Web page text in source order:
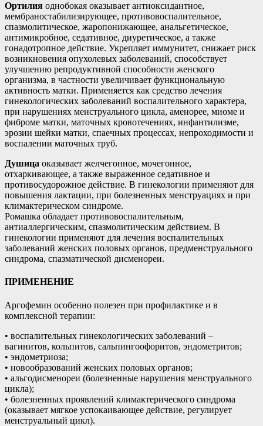
Ортилия однобокая оказывает антиоксидантное,
мембраностабилизирующее, противовоспалительное,
спазмолитическое, жаропонижающее, анальгетическое,
антимикробное, седативное, диуретическое, а также
гонадотропное действие. Укрепляет иммунитет, снижает риск
возникновения опухолевых заболеваний, способствует
улучшению репродуктивной способности женского
организма, в частности увеличивает функциональную
активность матки. Применяется как средство лечения
гинекологических заболеваний воспалительного характера,
при нарушениях менструального цикла, аменорее, миоме и
фиброме матки, маточных кровотечениях, инфантилизме,
эрозии шейки матки, спаечных процессах, непроходимости и
воспалении маточных труб.
Душица оказывает желчегонное, мочегонное,
отхаркивающее, а также выраженное седативное и
противосудорожное действие. В гинекологии применяют для
повышения лактации, при болезненных менструациях и при
климактерическом синдроме.
Ромашка обладает противовоспалительным,
антиаллергическим, спазмолитическим действием. В
гинекологии применяют для лечения воспалительных
заболеваний женских половых органов, предменструального
синдрома, спазматической дисменореи.
ПРИМЕНЕНИЕ
Аргофемин особенно полезен при профилактике и в
комплексной терапии:
• воспалительных гинекологических заболеваний –
вагинитов, кольпитов, сальпингоофоритов, эндометритов;
• эндометриоза;
• новообразований женских половых органов;
• альгодисменореи (болезненные нарушения менструального
цикла);
• болезненных проявлений климактерического синдрома
(оказывает мягкое успокаивающее действие, регулирует
менструальный цикл).